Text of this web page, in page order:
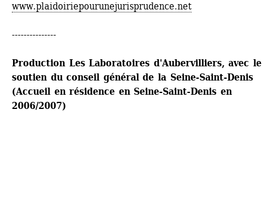
www.plaidoiriepourunejurisprudence.net
---------------
Production Les Laboratoires d'Aubervilliers, avec le
soutien du conseil général de la Seine-Saint-Denis
(Accueil en résidence en Seine-Saint-Denis en
2006/2007)